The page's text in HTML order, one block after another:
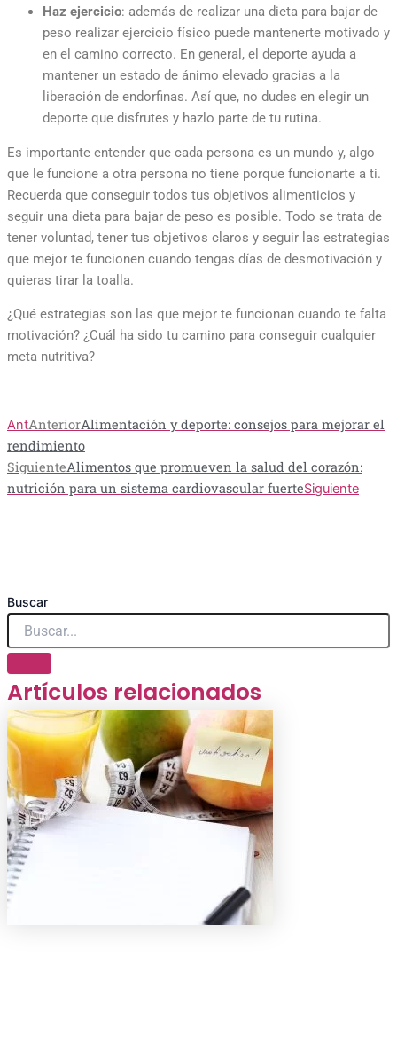
Haz ejercicio: además de realizar una dieta para bajar de
peso realizar ejercicio físico puede mantenerte motivado y
en el camino correcto. En general, el deporte ayuda a
mantener un estado de ánimo elevado gracias a la
liberación de endorfinas. Así que, no dudes en elegir un
deporte que disfrutes y hazlo parte de tu rutina.
Es importante entender que cada persona es un mundo y, algo
que le funcione a otra persona no tiene porque funcionarte a ti.
Recuerda que conseguir todos tus objetivos alimenticios y
seguir una dieta para bajar de peso es posible. Todo se trata de
tener voluntad, tener tus objetivos claros y seguir las estrategias
que mejor te funcionen cuando tengas días de desmotivación y
quieras tirar la toalla.
¿Qué estrategias son las que mejor te funcionan cuando te falta
motivación? ¿Cuál ha sido tu camino para conseguir cualquier
meta nutritiva?
AntAnteriorAlimentación y deporte: consejos para mejorar el
rendimiento
SiguienteAlimentos que promueven la salud del corazón:
nutrición para un sistema cardiovascular fuerteSiguiente
Buscar
Artículos relacionados